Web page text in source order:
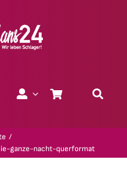
ganze-nacht-querformat